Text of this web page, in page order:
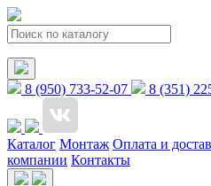
8 (950) 733-52-07 8 (351)
Каталог Монтаж Оплата и
компании Контакты